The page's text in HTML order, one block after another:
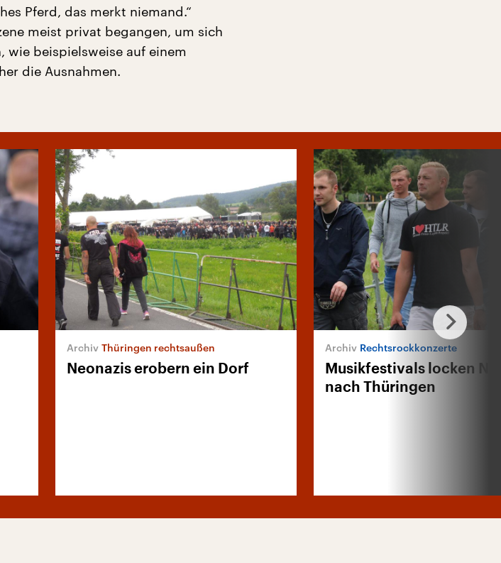
Pferd, das merkt niemand.“
meist privat begangen, um sich
wie beispielsweise auf einem
die Ausnahmen.
Thüringen rechtsaußen
Neonazis erobern ein Dorf
Rechtsrockkonzerte
Musikfestivals locken
nach Thüringen